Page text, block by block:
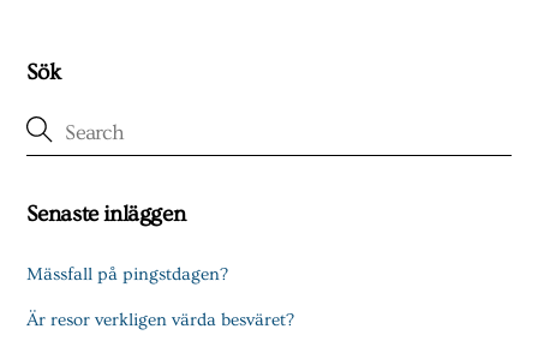
Sök
Senaste inläggen
Mässfall på pingstdagen?
Är resor verkligen värda besväret?